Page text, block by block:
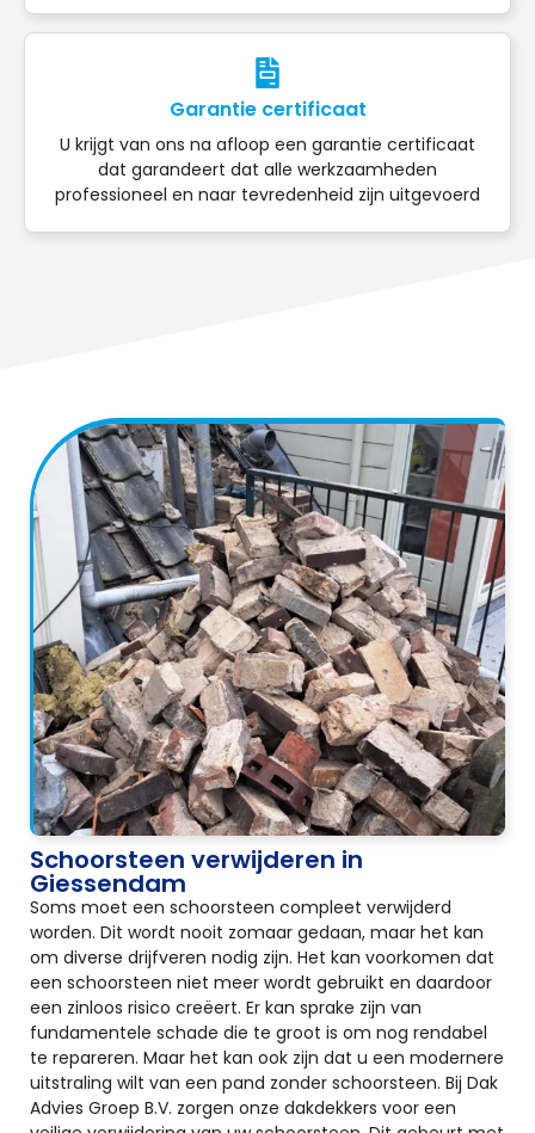
Garantie certificaat
U krijgt van ons na afloop een garantie certificaat
dat garandeert dat alle werkzaamheden
professioneel en naar tevredenheid zijn uitgevoerd
Schoorsteen verwijderen in
Giessendam
Soms moet een schoorsteen compleet verwijderd
worden. Dit wordt nooit zomaar gedaan, maar het kan
om diverse drijfveren nodig zijn. Het kan voorkomen dat
een schoorsteen niet meer wordt gebruikt en daardoor
een zinloos risico creëert. Er kan sprake zijn van
fundamentele schade die te groot is om nog rendabel
te repareren. Maar het kan ook zijn dat u een modernere
uitstraling wilt van een pand zonder schoorsteen. Bij Dak
Advies Groep B.V. zorgen onze dakdekkers voor een